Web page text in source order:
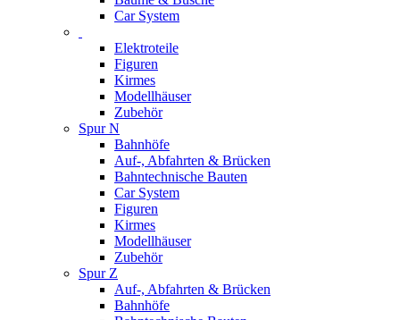
Car System
Elektroteile
Figuren
Kirmes
Modellhäuser
Zubehör
Spur N
Bahnhöfe
Auf-, Abfahrten & Brücken
Bahntechnische Bauten
Car System
Figuren
Kirmes
Modellhäuser
Zubehör
Spur Z
Auf-, Abfahrten & Brücken
Bahnhöfe